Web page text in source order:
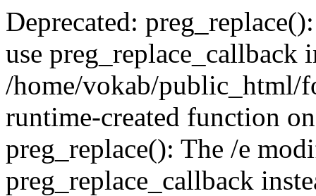
Deprecated:
use preg_replace_callback
/home/vokab/public_html/
runtime-created function
preg_replace(): The /e
preg_replace_callback